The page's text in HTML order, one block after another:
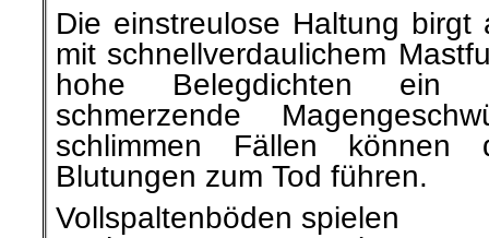
Die einstreulose Haltung birgt
mit schnellverdaulichem
hohe Belegdichten ein
schmerzende
schlimmen Fällen können
Blutungen zum Tod führen.
Vollspaltenböden spielen